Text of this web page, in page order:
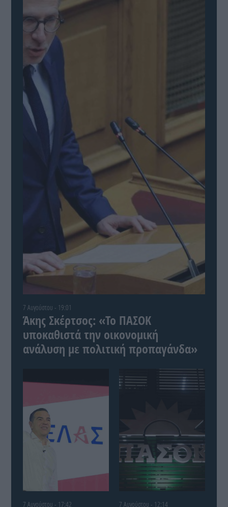
7 Αυγούστου - 19:01
Άκης Σκέρτσος: «Το ΠΑΣΟΚ
υποκαθιστά την οικονομική
ανάλυση με πολιτική προπαγάνδα»
7 Αυγούστου - 17:42 7 Αυγούστου - 12:14